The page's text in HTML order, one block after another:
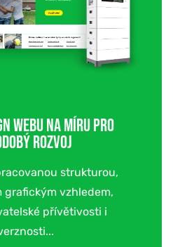
WEBU NA MÍRU PRO
ROZVOJ
strukturou,
grafickým vzhledem,
přívětivosti i